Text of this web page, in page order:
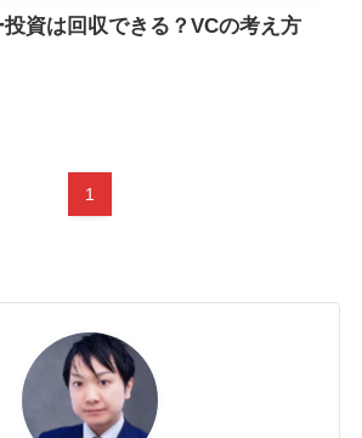
資は回収できる？VCの考え方
1